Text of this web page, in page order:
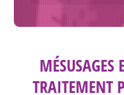
MÉSUSAGES
TRAITEMENT